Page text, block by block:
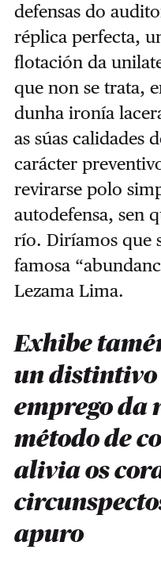
defensas do
réplica perfecta,
flotación da
que non se trata,
dunha ironía
as súas calidades
carácter
revirarse polo
autodefensa, sen
río. Diríamos que
famosa
Lezama Lima.
Exhibe
un distintivo
emprego da
método de
alivia os
apuro